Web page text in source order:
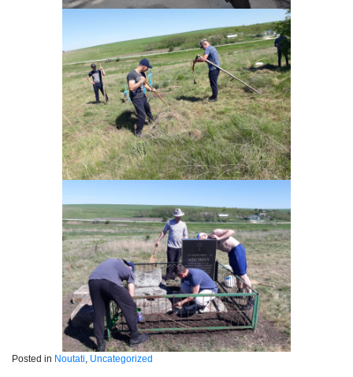
Posted in Noutati Uncategorized